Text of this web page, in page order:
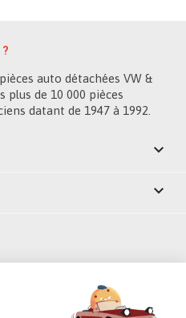
auto détachées VW &
plus de 10 000 pièces
datant de 1947 à 1992.

